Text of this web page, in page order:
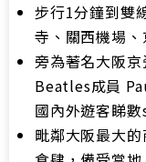
步行1分鐘到雙
寺、關西機場、
旁為著名大阪
Beatles成員
國內外遊客睇
毗鄰大阪最大